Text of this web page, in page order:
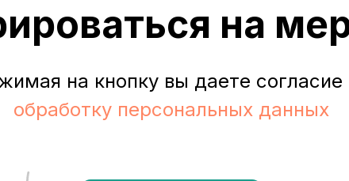
на
на кнопку вы даете согласие
обработку персональных данных